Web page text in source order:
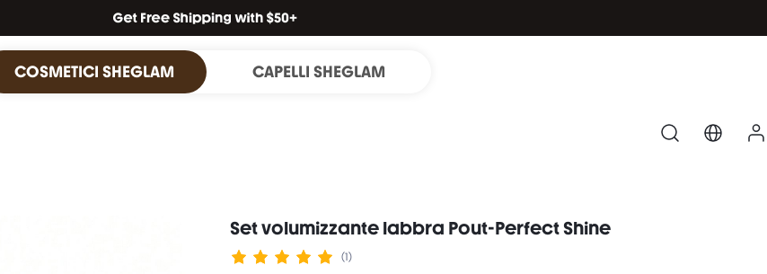
COSMETICI SHEGLAM CAPELLI SHEGLAM
Set volumizzante labbra Pout-Perfect Shine
(1)